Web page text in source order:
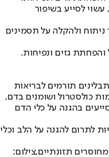
לסייע בשיפור
ולהקלה על תסמינים
גזים ונפיחות.
תורמים לבריאות
כולסטרול ושומנים בדם,
בהגנה על כלי הדם
לתרום להגנה על הלב וכלי
תזונתיים,צילום: